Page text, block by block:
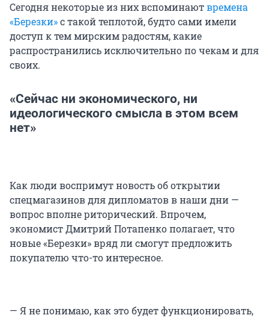
Сегодня некоторые из них вспоминаютвремена
«Березки»с такой теплотой, будто сами имели
доступ к тем мирским радостям, какие
распространились исключительно по чекам и для
своих.
«Сейчас ни экономического, ни
идеологического смысла в этом всем
нет»
Как люди воспримут новость об открытии
спецмагазинов для дипломатов в наши дни —
вопрос вполне риторический. Впрочем,
экономист Дмитрий Потапенко полагает, что
новые «Березки» вряд ли смогут предложить
покупателю что-то интересное.
— Я не понимаю, как это будет функционировать,